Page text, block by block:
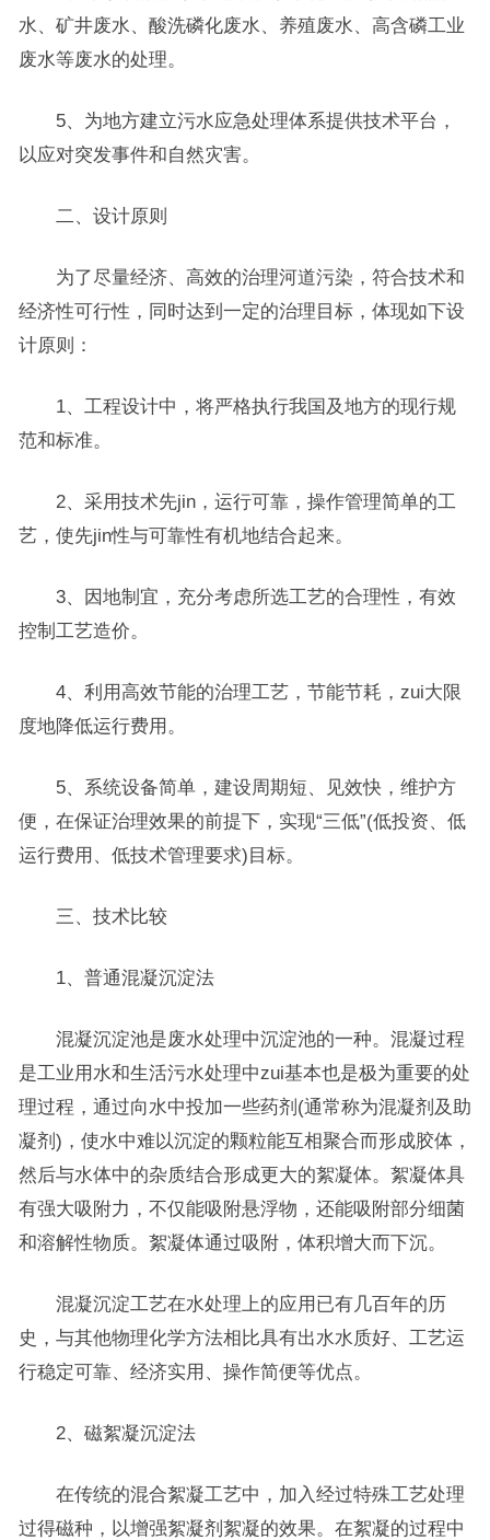
水、矿井废水、酸洗磷化废水、养殖废水、高含磷工业
废水等废水的处理。
5、为地方建立污水应急处理体系提供技术平台，
以应对突发事件和自然灾害。
二、设计原则
为了尽量经济、高效的治理河道污染，符合技术和
经济性可行性，同时达到一定的治理目标，体现如下设
计原则：
1、工程设计中，将严格执行我国及地方的现行规
范和标准。
2、采用技术先jin，运行可靠，操作管理简单的工
艺，使先jin性与可靠性有机地结合起来。
3、因地制宜，充分考虑所选工艺的合理性，有效
控制工艺造价。
4、利用高效节能的治理工艺，节能节耗，zui大限
度地降低运行费用。
5、系统设备简单，建设周期短、见效快，维护方
便，在保证治理效果的前提下，实现“三低”(低投资、低
运行费用、低技术管理要求)目标。
三、技术比较
1、普通混凝沉淀法
混凝沉淀池是废水处理中沉淀池的一种。混凝过程
是工业用水和生活污水处理中zui基本也是极为重要的处
理过程，通过向水中投加一些药剂(通常称为混凝剂及助
凝剂)，使水中难以沉淀的颗粒能互相聚合而形成胶体，
然后与水体中的杂质结合形成更大的絮凝体。絮凝体具
有强大吸附力，不仅能吸附悬浮物，还能吸附部分细菌
和溶解性物质。絮凝体通过吸附，体积增大而下沉。
混凝沉淀工艺在水处理上的应用已有几百年的历
史，与其他物理化学方法相比具有出水水质好、工艺运
行稳定可靠、经济实用、操作简便等优点。
2、磁絮凝沉淀法
在传统的混合絮凝工艺中，加入经过特殊工艺处理
过得磁种，以增强絮凝剂絮凝的效果。在絮凝的过程中